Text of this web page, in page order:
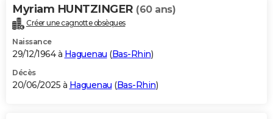
Myriam HUNTZINGER (60 ans)
Créer une cagnotte obsèques
Naissance
29/12/1964 à Haguenau (Bas-Rhin)
Décès
20/06/2025 à Haguenau (Bas-Rhin)